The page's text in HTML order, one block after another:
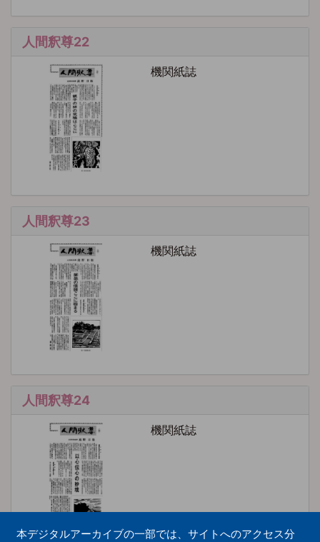
人間釈尊22
機関紙誌
人間釈尊23
機関紙誌
人間釈尊24
機関紙誌
本デジタルアーカイブの一部では、サイトへのアクセス分